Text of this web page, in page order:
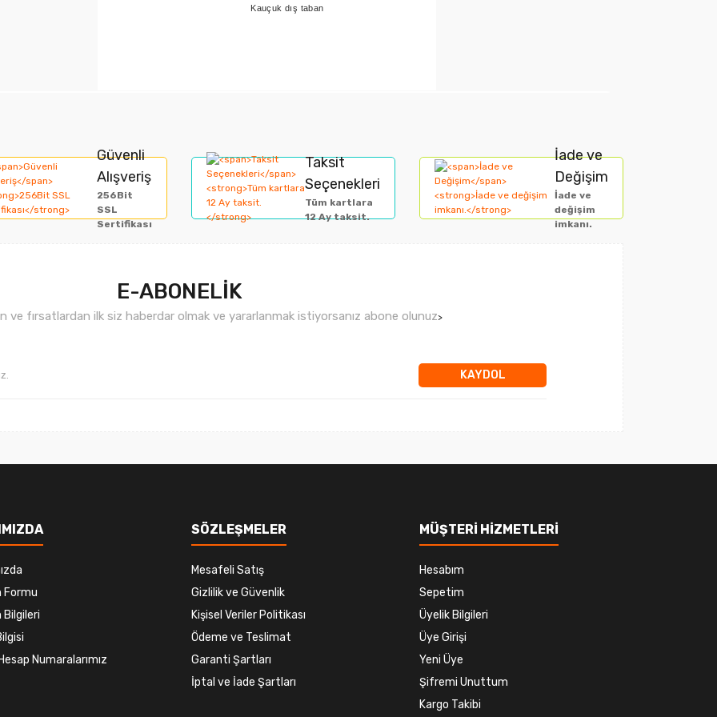
Kauçuk dış taban
Bu ürüne ilk yorumu siz yapın!
Güvenli
Alışveriş
256Bit
SSL
Sertifikası
Taksit
Seçenekleri
Tüm kartlara
12 Ay taksit.
İade ve
Değişim
İade ve
değişim
imkanı.
E-ABONELİK
ve fırsatlardan ilk siz haberdar olmak ve yararlanmak istiyorsanız abone olunuz>
KAYDOL
Formu
Numaralarımız
SÖZLEŞMELER
Mesafeli Satış
Gizlilik ve Güvenlik
Kişisel Veriler Politikası
Ödeme ve Teslimat
Garanti Şartları
İptal ve İade Şartları
MÜŞTERİ HİZMETLERİ
Hesabım
Sepetim
Üyelik Bilgileri
Üye Girişi
Yeni Üye
Şifremi Unuttum
Kargo Takibi